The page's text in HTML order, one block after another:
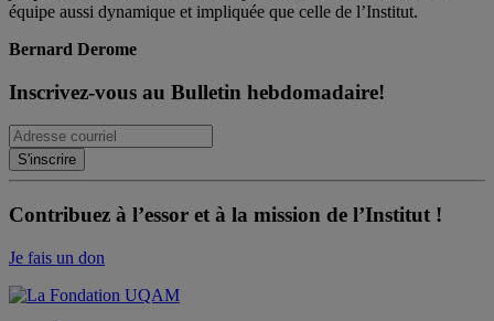
équipe aussi dynamique et impliquée que celle de l’Institut.
Bernard Derome
Inscrivez-vous au Bulletin hebdomadaire!
Contribuez à l’essor et à la mission de l’Institut !
Je fais un don